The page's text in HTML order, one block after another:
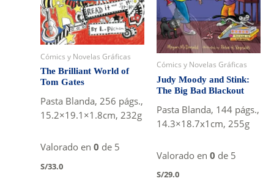
Cómics y Novelas Gráficas
The Brilliant World of
Tom Gates
Pasta Blanda, 256 págs.,
15.2×19.1×1.8cm, 232g
Valorado en0 de 5
S/33.0
Cómics y Novelas Gráficas
Judy Moody and Stink:
The Big Bad Blackout
Pasta Blanda, 144 págs.,
14.3×18.7x1cm, 255g
Valorado en 0 de 5
S/29.0